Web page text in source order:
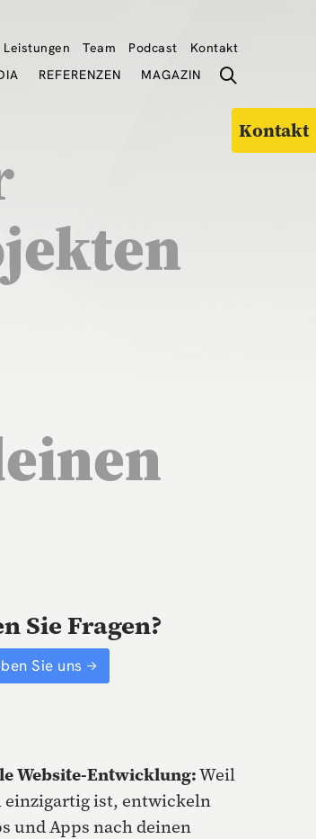
Leistungen Team Podcast
Kontakt
REFERENZEN MAGAZIN
Sie Fragen?
Sie uns
Website-Entwicklung:Weil
einzigartig ist, entwickeln
und Apps nach deinen
Kontakt